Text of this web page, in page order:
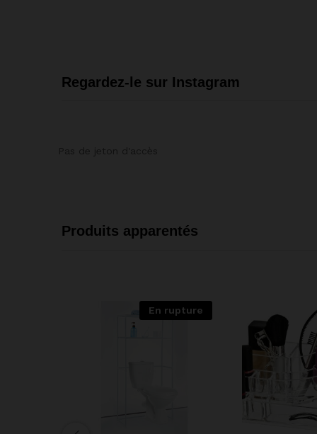
Regardez-le sur Instagram
Produits apparentés
En rupture